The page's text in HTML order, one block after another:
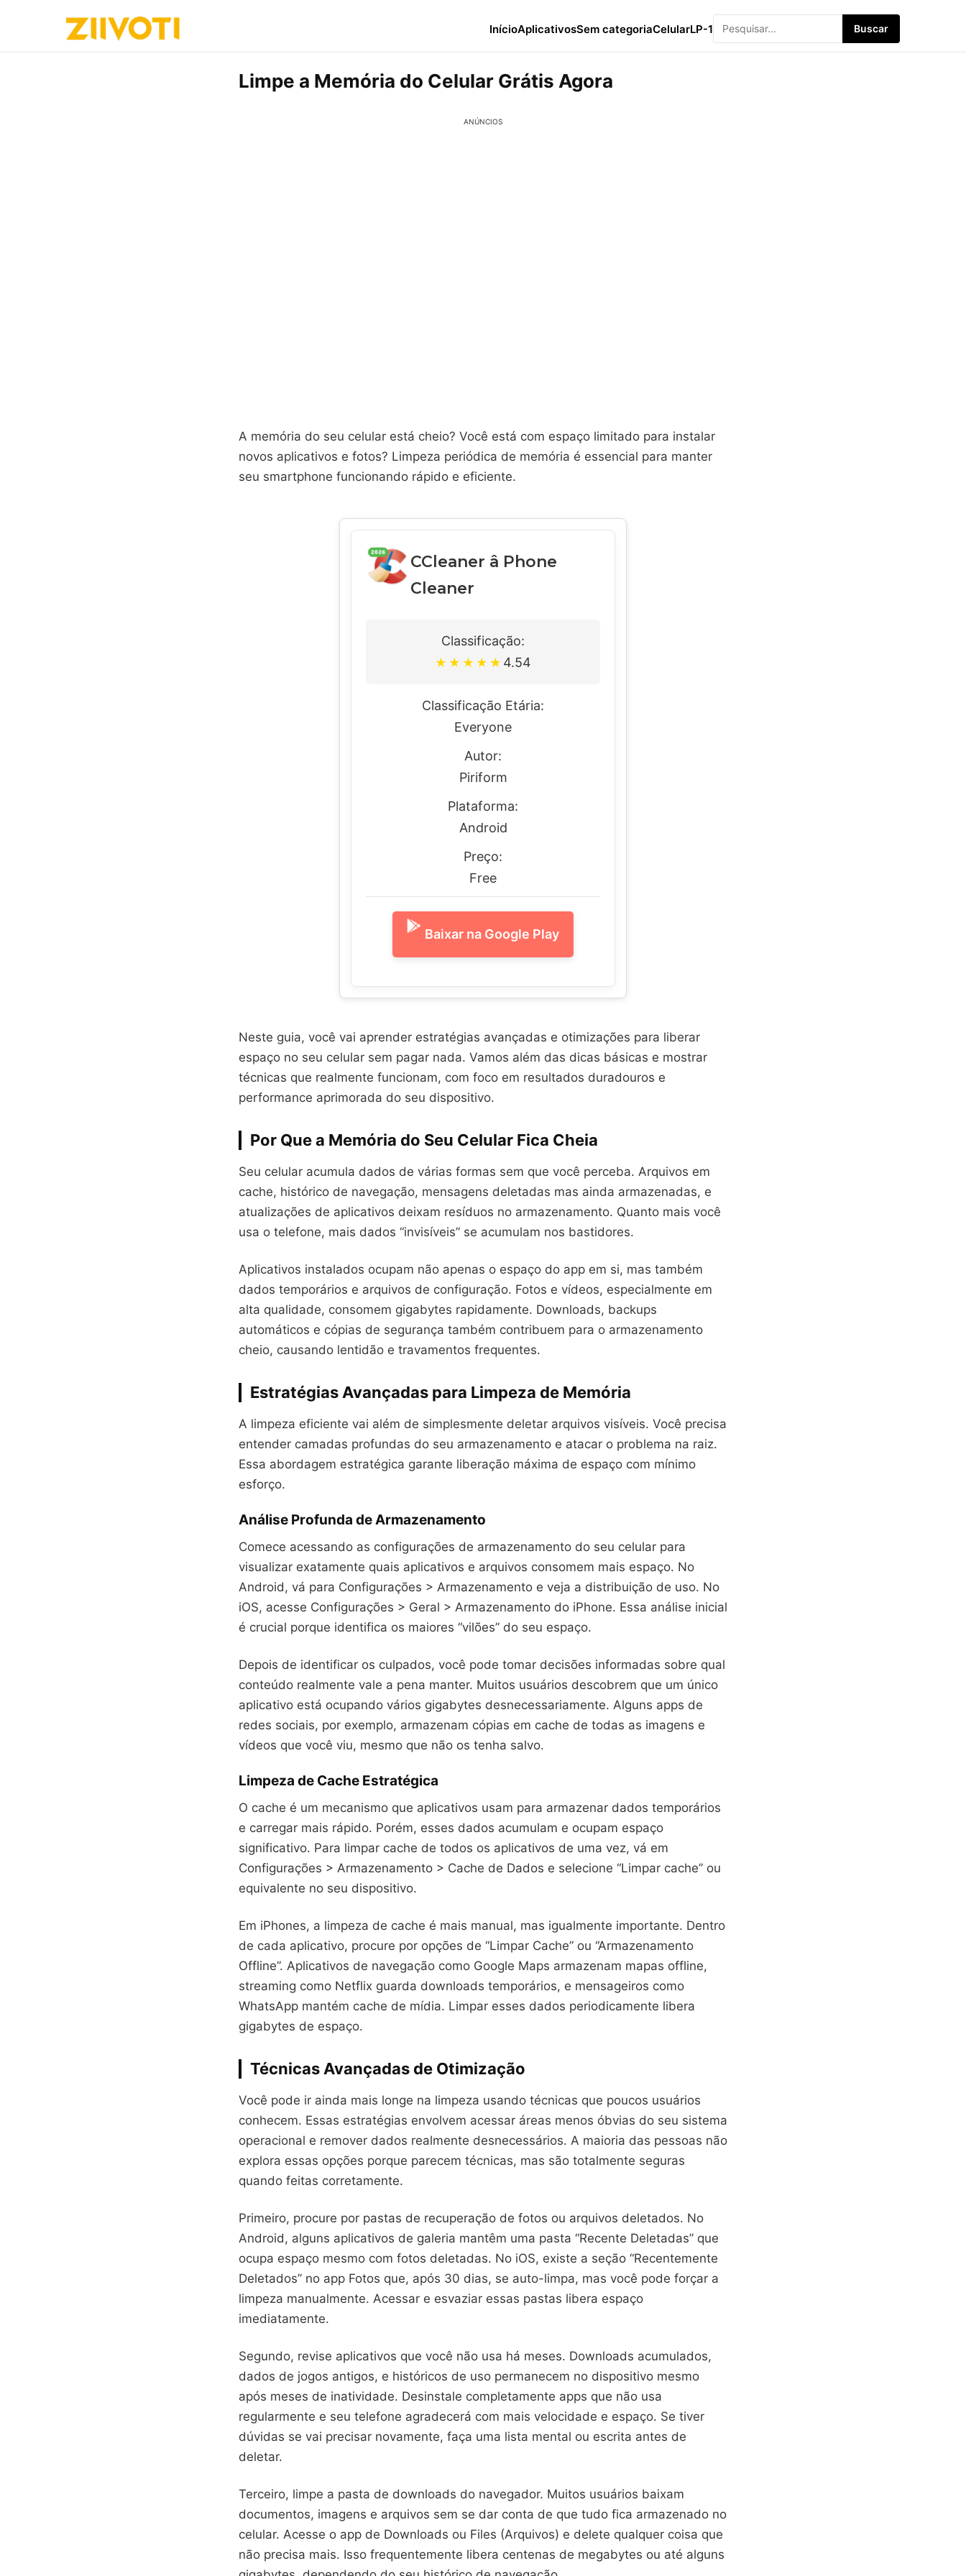
InícioAplicativosSem categoriaCelularLP-1 Buscar
Limpe a Memória do Celular Grátis Agora
ANÚNCIOS
A memória do seu celular está cheio? Você está com espaço limitado para instalar
novos aplicativos e fotos? Limpeza periódica de memória é essencial para manter
seu smartphone funcionando rápido e eficiente.
CCleaner â Phone
Cleaner
Classificação:
★ ★ ★ ★ ★ 4.54
Classificação Etária:
Everyone
Autor:
Piriform
Plataforma:
Android
Preço:
Free
Baixar na Google Play
Neste guia, você vai aprender estratégias avançadas e otimizações para liberar
espaço no seu celular sem pagar nada. Vamos além das dicas básicas e mostrar
técnicas que realmente funcionam, com foco em resultados duradouros e
performance aprimorada do seu dispositivo.
Por Que a Memória do Seu Celular Fica Cheia
Seu celular acumula dados de várias formas sem que você perceba. Arquivos em
cache, histórico de navegação, mensagens deletadas mas ainda armazenadas, e
atualizações de aplicativos deixam resíduos no armazenamento. Quanto mais você
usa o telefone, mais dados “invisíveis” se acumulam nos bastidores.
Aplicativos instalados ocupam não apenas o espaço do app em si, mas também
dados temporários e arquivos de configuração. Fotos e vídeos, especialmente em
alta qualidade, consomem gigabytes rapidamente. Downloads, backups
automáticos e cópias de segurança também contribuem para o armazenamento
cheio, causando lentidão e travamentos frequentes.
Estratégias Avançadas para Limpeza de Memória
A limpeza eficiente vai além de simplesmente deletar arquivos visíveis. Você precisa
entender camadas profundas do seu armazenamento e atacar o problema na raiz.
Essa abordagem estratégica garante liberação máxima de espaço com mínimo
esforço.
Análise Profunda de Armazenamento
Comece acessando as configurações de armazenamento do seu celular para
visualizar exatamente quais aplicativos e arquivos consomem mais espaço. No
Android, vá para Configurações > Armazenamento e veja a distribuição de uso. No
iOS, acesse Configurações > Geral > Armazenamento do iPhone. Essa análise inicial
é crucial porque identifica os maiores “vilões” do seu espaço.
Depois de identificar os culpados, você pode tomar decisões informadas sobre qual
conteúdo realmente vale a pena manter. Muitos usuários descobrem que um único
aplicativo está ocupando vários gigabytes desnecessariamente. Alguns apps de
redes sociais, por exemplo, armazenam cópias em cache de todas as imagens e
vídeos que você viu, mesmo que não os tenha salvo.
Limpeza de Cache Estratégica
O cache é um mecanismo que aplicativos usam para armazenar dados temporários
e carregar mais rápido. Porém, esses dados acumulam e ocupam espaço
significativo. Para limpar cache de todos os aplicativos de uma vez, vá em
Configurações > Armazenamento > Cache de Dados e selecione “Limpar cache” ou
equivalente no seu dispositivo.
Em iPhones, a limpeza de cache é mais manual, mas igualmente importante. Dentro
de cada aplicativo, procure por opções de “Limpar Cache” ou “Armazenamento
Offline”. Aplicativos de navegação como Google Maps armazenam mapas offline,
streaming como Netflix guarda downloads temporários, e mensageiros como
WhatsApp mantém cache de mídia. Limpar esses dados periodicamente libera
gigabytes de espaço.
Técnicas Avançadas de Otimização
Você pode ir ainda mais longe na limpeza usando técnicas que poucos usuários
conhecem. Essas estratégias envolvem acessar áreas menos óbvias do seu sistema
operacional e remover dados realmente desnecessários. A maioria das pessoas não
explora essas opções porque parecem técnicas, mas são totalmente seguras
quando feitas corretamente.
Primeiro, procure por pastas de recuperação de fotos ou arquivos deletados. No
Android, alguns aplicativos de galeria mantêm uma pasta “Recente Deletadas” que
ocupa espaço mesmo com fotos deletadas. No iOS, existe a seção “Recentemente
Deletados” no app Fotos que, após 30 dias, se auto-limpa, mas você pode forçar a
limpeza manualmente. Acessar e esvaziar essas pastas libera espaço
imediatamente.
Segundo, revise aplicativos que você não usa há meses. Downloads acumulados,
dados de jogos antigos, e históricos de uso permanecem no dispositivo mesmo
após meses de inatividade. Desinstale completamente apps que não usa
regularmente e seu telefone agradecerá com mais velocidade e espaço. Se tiver
dúvidas se vai precisar novamente, faça uma lista mental ou escrita antes de
deletar.
Terceiro, limpe a pasta de downloads do navegador. Muitos usuários baixam
documentos, imagens e arquivos sem se dar conta de que tudo fica armazenado no
celular. Acesse o app de Downloads ou Files (Arquivos) e delete qualquer coisa que
não precisa mais. Isso frequentemente libera centenas de megabytes ou até alguns